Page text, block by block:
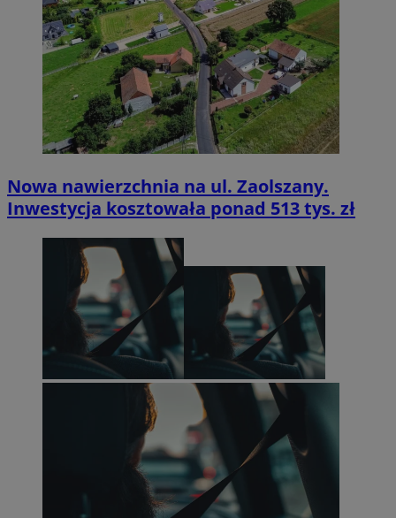
Nowa nawierzchnia na ul. Zaolszany.
Inwestycja kosztowała ponad 513 tys. zł